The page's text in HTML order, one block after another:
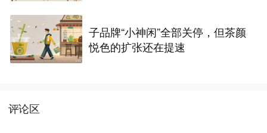
子品牌“小神闲”全部关停，但茶颜
悦色的扩张还在提速
评论区